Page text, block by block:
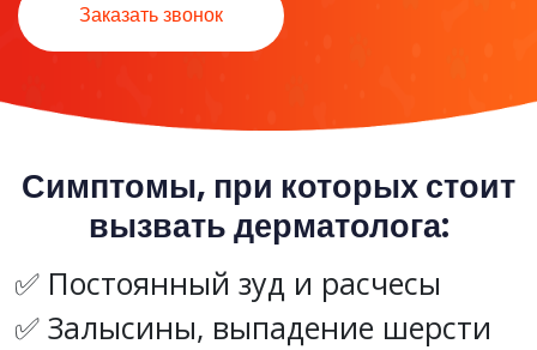
Заказать звонок
Симптомы, при которых стоит
вызвать дерматолога:
Постоянный зуд и расчесы
Залысины, выпадение шерсти